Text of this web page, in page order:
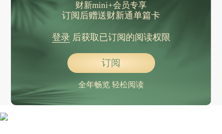
财新mini+会员专享
订阅后赠送财新通单篇卡
登录后获取已订阅的阅读权限
订阅
全年畅览 轻松阅读